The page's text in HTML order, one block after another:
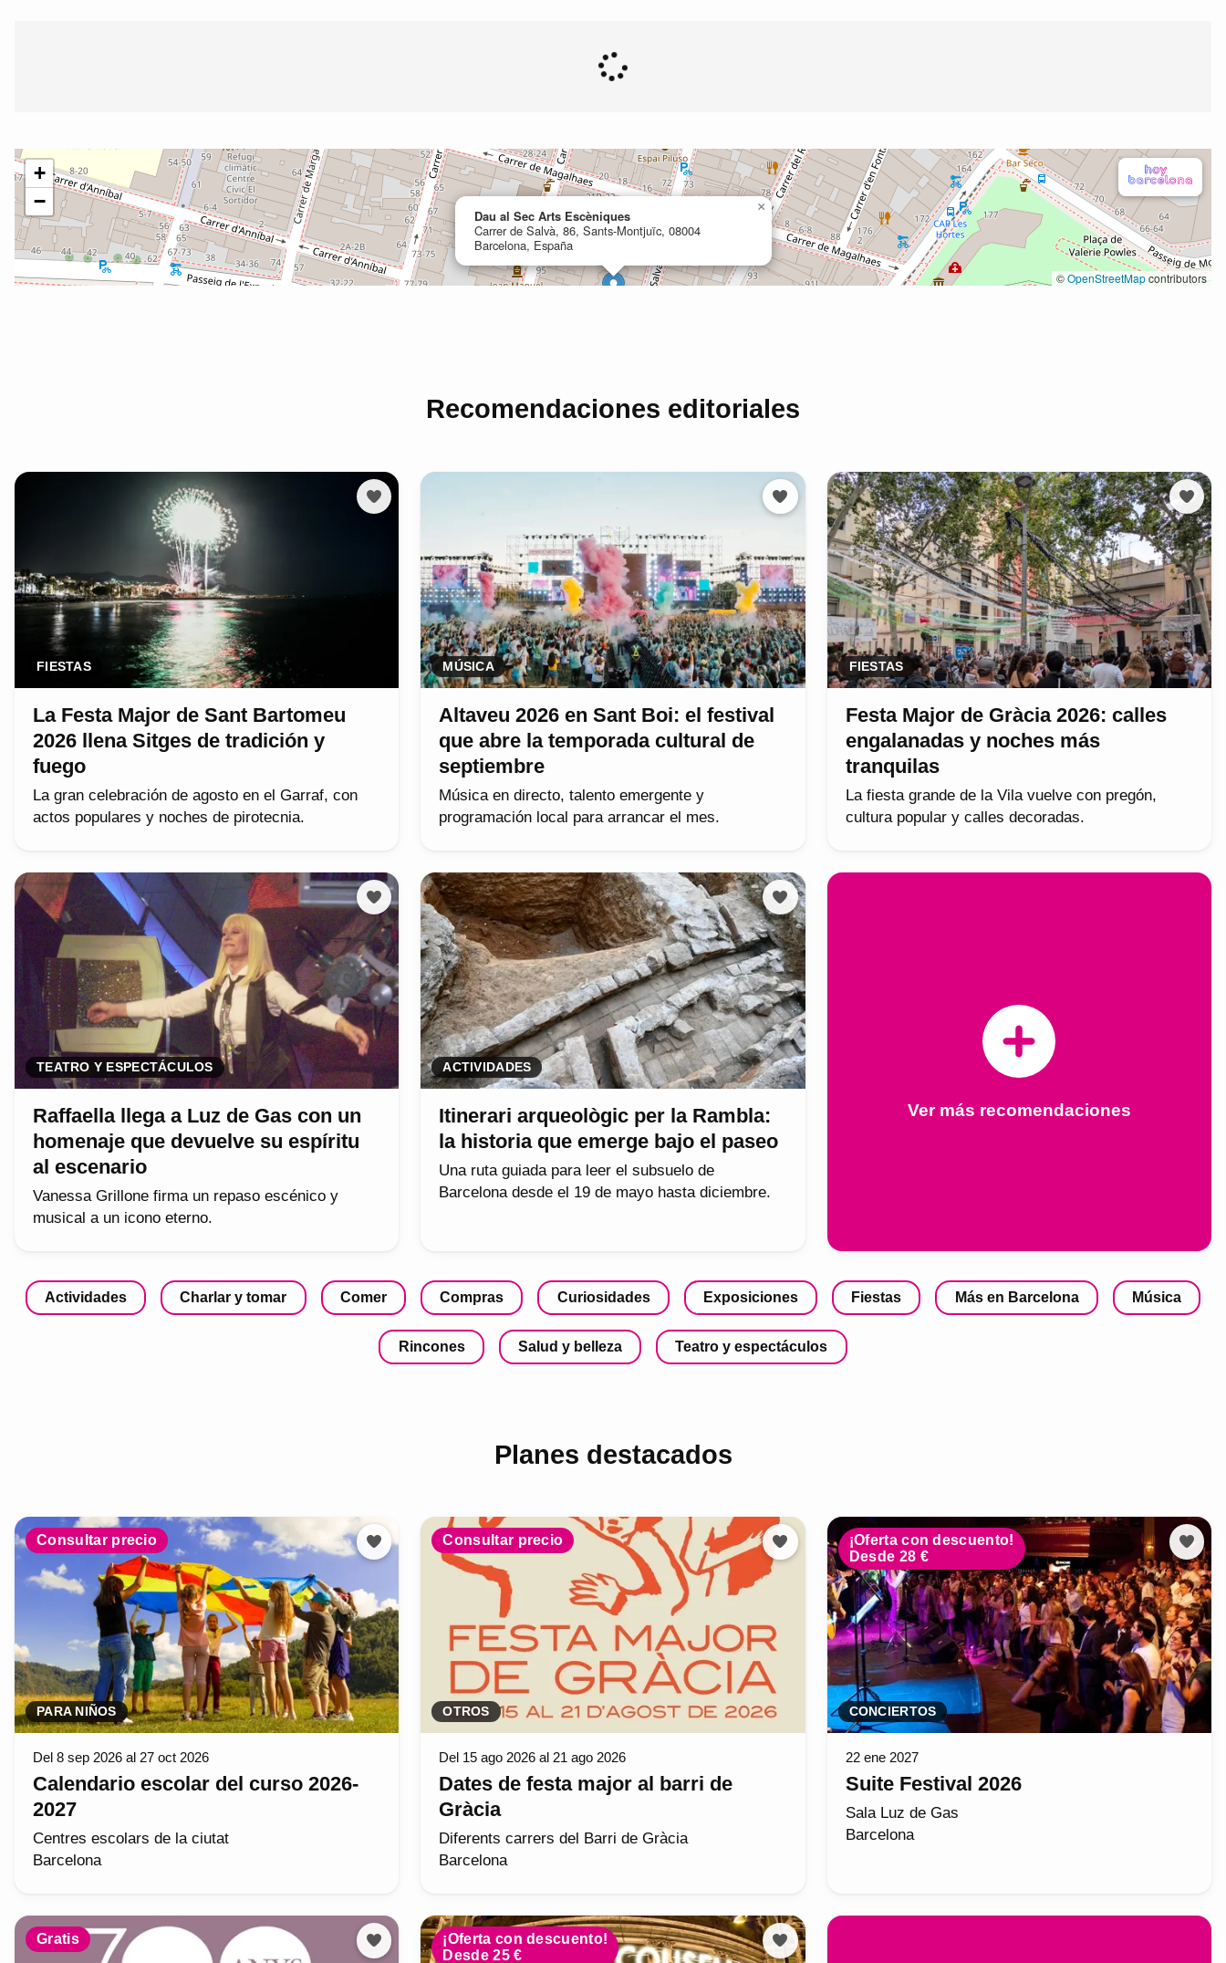
Recomendaciones editoriales
FIESTAS
La Festa Major de Sant Bartomeu
2026 llena Sitges de tradición y
fuego
La gran celebración de agosto en el Garraf, con
actos populares y noches de pirotecnia.
MÚSICA
Altaveu 2026 en Sant Boi: el festival
que abre la temporada cultural de
septiembre
Música en directo, talento emergente y
programación local para arrancar el mes.
FIESTAS
Festa Major de Gràcia 2026: calles
engalanadas y noches más
tranquilas
La fiesta grande de la Vila vuelve con pregón,
cultura popular y calles decoradas.
TEATRO Y ESPECTÁCULOS
Raffaella llega a Luz de Gas con un
homenaje que devuelve su espíritu
al escenario
Vanessa Grillone firma un repaso escénico y
musical a un icono eterno.
ACTIVIDADES
Itinerari arqueològic per la Rambla:
la historia que emerge bajo el paseo
Una ruta guiada para leer el subsuelo de
Barcelona desde el 19 de mayo hasta diciembre.
Ver más recomendaciones
Actividades Charlar y tomar Comer Compras Curiosidades Exposiciones Fiestas Más en Barcelona Música
Rincones Salud y belleza Teatro y espectáculos
Planes destacados
Consultar precio
PARA NIÑOS
Del 8 sep 2026 al 27 oct 2026
Calendario escolar del curso 2026-
2027
Centres escolars de la ciutat
Barcelona
Consultar precio
OTROS
Del 15 ago 2026 al 21 ago 2026
Dates de festa major al barri de
Gràcia
Diferents carrers del Barri de Gràcia
Barcelona
¡Oferta con descuento!
Desde 28 €
CONCIERTOS
22 ene 2027
Suite Festival 2026
Sala Luz de Gas
Barcelona
Gratis
¡Oferta con descuento!
Desde 25 €